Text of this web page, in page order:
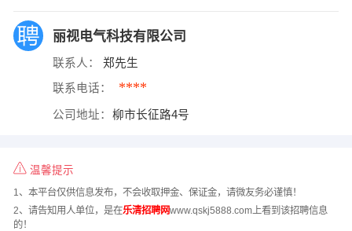
丽视电气科技有限公司
联系人： 郑先生
联系电话： ****
公司地址： 柳市长征路4号
温馨提示
1、本平台仅供信息发布，不会收取押金、保证金，请微友务必谨慎！
2、请告知用人单位，是在乐清招聘网www.qskj5888.com上看到该招聘信息
的！